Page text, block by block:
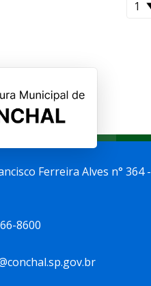
Ferreira Alves n° 364 -
8600